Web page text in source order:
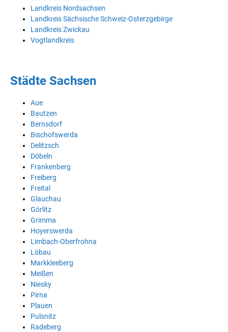
Landkreis Nordsachsen
Landkreis Sächsische Schweiz-Osterzgebirge
Landkreis Zwickau
Vogtlandkreis
Städte Sachsen
Aue
Bautzen
Bernsdorf
Bischofswerda
Delitzsch
Döbeln
Frankenberg
Freiberg
Freital
Glauchau
Görlitz
Grimma
Hoyerswerda
Limbach-Oberfrohna
Löbau
Markkleeberg
Meißen
Niesky
Pirna
Plauen
Pulsnitz
Radeberg